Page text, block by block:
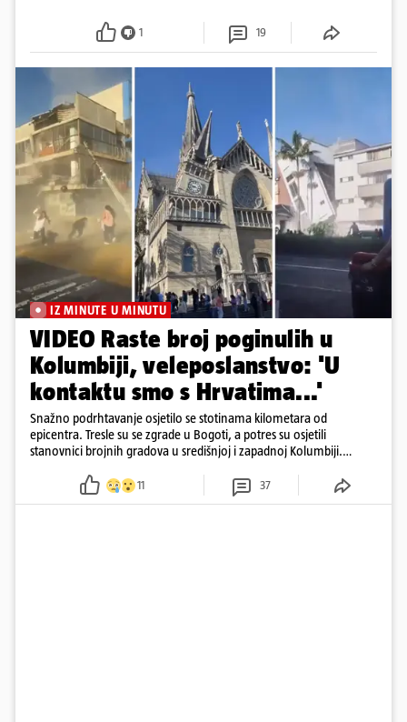
1 19
IZ MINUTE U MINUTU
VIDEO Raste broj poginulih u
Kolumbiji, veleposlanstvo: 'U
kontaktu smo s Hrvatima...'
Snažno podrhtavanje osjetilo se stotinama kilometara od
epicentra. Tresle su se zgrade u Bogoti, a potres su osjetili
stanovnici brojnih gradova u središnjoj i zapadnoj Kolumbiji.
11 37